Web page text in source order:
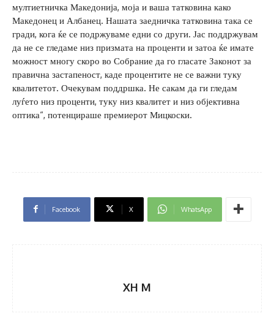
мултиетничка Македонија, моја и ваша татковина како
Македонец и Албанец. Нашата заедничка татковина така се
гради, кога ќе се подржуваме едни со други. Јас поддржувам
да не се гледаме низ призмата на проценти и затоа ќе имате
можност многу скоро во Собрание да го гласате Законот за
правична застапеност, каде процентите не се важни туку
квалитетот. Очекувам поддршка. Не сакам да ги гледам
луѓето низ проценти, туку низ квалитет и низ објективна
оптика“, потенцираше премиерот Мицкоски.
Facebook X WhatsApp
XH M